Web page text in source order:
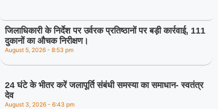
जिलाधिकारी के निर्देश पर उर्वरक प्रतिष्ठानों पर बड़ी कार्रवाई, 111
दुकानों का औचक निरीक्षण।
August 5, 2026 8:53 pm
24 घंटे के भीतर करें जलापूर्ति संबंधी समस्या का समाधान- स्वतंत्र
देव
August 3, 2026 6:43 pm